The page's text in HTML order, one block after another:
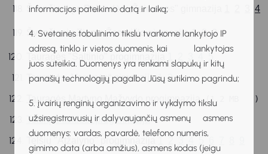
informacijos pateikimo datą ir laiką;
4. Svetainės tobulinimo tikslu tvarkome lankytojo IP
adresą, tinklo ir vietos duomenis, kai lankytojas
juos suteikia. Duomenys yra renkami slapukų ir kitų
panašių technologijų pagalba Jūsų sutikimo pagrindu;
5. įvairių renginių organizavimo ir vykdymo tikslu
užsiregistravusių ir dalyvaujančių asmenų asmens
duomenys: vardas, pavardė, telefono numeris,
gimimo data (arba amžius), asmens kodas (jeigu
Švenčionių r. Pabradės ,,Žeimenos" gimnazija 4
Švenčionių Zigmo Žemaičio gimnazija 1 2 3
Tauragės "Šaltinio" progimnazija 5
Tauragės „Versmės“ gimnazija 1 2
Tauragės Martyno Mažvydo progimnazija (1.2 MB )
Telšių "Ateities" progimnazija
Telšių "Atžalyno" progimnazija